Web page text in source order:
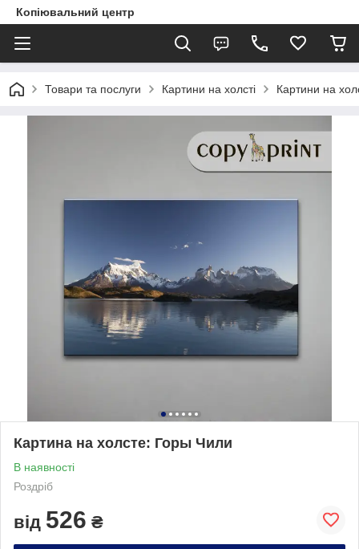
Копіювальний центр
Товари та послуги Картини на холсті Картини на
Картина на холсте: Горы Чили
В наявності
Роздріб
від 526 ₴